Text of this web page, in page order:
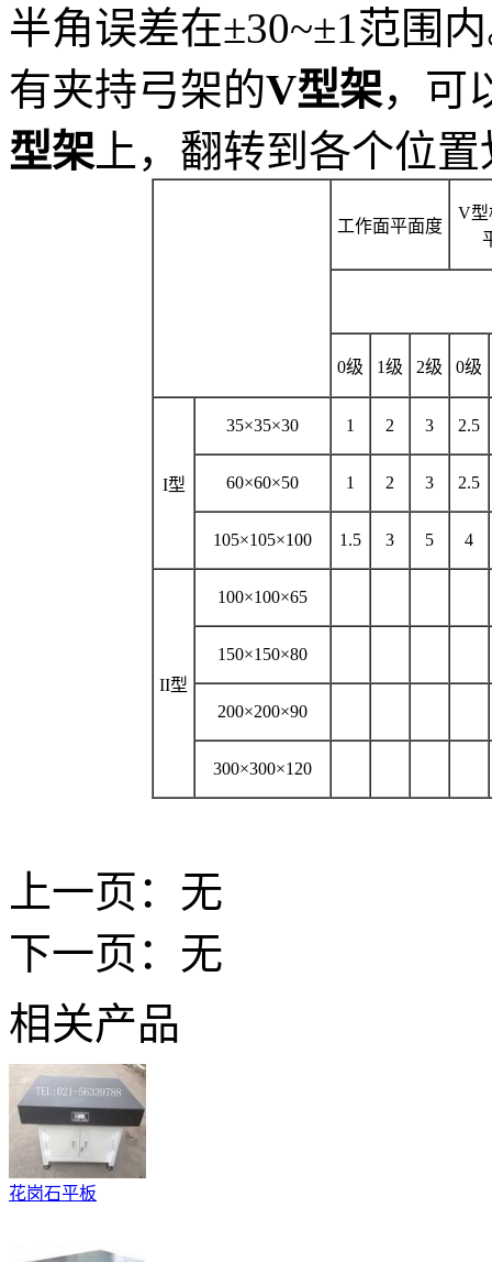
半角误差在±30~±1范围
有夹持弓架的V型架，可
型架 上，翻转到各个位
工作面平面度
V
0级 1级 2级 0级
I型
35×35×30 1 2 3 2.5
60×60×50 1 2 3 2.5
105×105×100 1.5 3 5 4
II型
100×100×65
150×150×80
200×200×90
300×300×120
上一页：无
下一页：无
相关产品
花岗石平板